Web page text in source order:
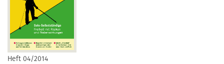
Heft 04/2014